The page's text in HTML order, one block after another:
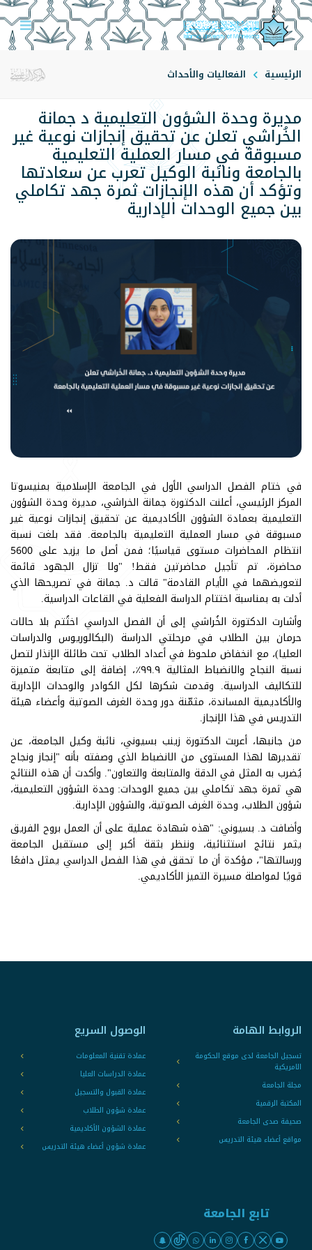
الرئيسية الفعاليات والأحداث
مديرة وحدة الشؤون التعليمية د جمانة
الخُراشي تعلن عن تحقيق إنجازات نوعية غير
مسبوقة في مسار العملية التعليمية
بالجامعة ونائبة الوكيل تعرب عن سعادتها
وتؤكد أن هذه الإنجازات ثمرة جهد تكاملي
بين جميع الوحدات الإدارية
في ختام الفصل الدراسي الأول في الجامعة الإسلامية بمنيسوتا
المركز الرئيسي، أعلنت الدكتورة جمانة الخراشي، مديرة وحدة الشؤون
التعليمية بعمادة الشؤون الأكاديمية عن تحقيق إنجازات نوعية غير
مسبوقة في مسار العملية التعليمية بالجامعة. فقد بلغت نسبة
انتظام المحاضرات مستوى قياسيًا؛ فمن أصل ما يزيد على 5600
محاضرة، تم تأجيل محاضرتين فقط! "ولا تزال الجهود قائمة
لتعويضهما في الأيام القادمة" قالت د. جمانة في تصريحها الذي
أدلت به بمناسبة اختتام الدراسة الفعلية في القاعات الدراسية.
وأشارت الدكتورة الخُراشي إلى أن الفصل الدراسي اختُتم بلا حالات
حرمان بين الطلاب في مرحلتي الدراسة (البكالوريوس والدراسات
العليا)، مع انخفاض ملحوظ في أعداد الطلاب تحت طائلة الإنذار لتصل
نسبة النجاح والانضباط المثالية ٩٩.٩٪، إضافة إلى متابعة متميزة
للتكاليف الدراسية. وقدمت شكرها لكل الكوادر والوحدات الإدارية
والأكاديمية المساندة، مثمّنة دور وحدة الغرف الصوتية وأعضاء هيئة
التدريس في هذا الإنجاز.
من جانبها، أعربت الدكتورة زينب بسيوني، نائبة وكيل الجامعة، عن
تقديرها لهذا المستوى من الانضباط الذي وصفته بأنه "إنجاز ونجاح
يُضرب به المثل في الدقة والمتابعة والتعاون". وأكدت أن هذه النتائج
هي ثمرة جهد تكاملي بين جميع الوحدات: وحدة الشؤون التعليمية،
شؤون الطلاب، وحدة الغرف الصوتية، والشؤون الإدارية.
وأضافت د. بسيوني: "هذه شهادة عملية على أن العمل بروح الفريق
يثمر نتائج استثنائية، وننظر بثقة أكبر إلى مستقبل الجامعة
ورسالتها"، مؤكدة أن ما تحقق في هذا الفصل الدراسي يمثل دافعًا
قويًا لمواصلة مسيرة التميز الأكاديمي.
الروابط الهامة
تسجيل الجامعة لدى موقع الحكومة
الامريكية
مجلة الجامعة
المكتبة الرقمية
صحيفة صدى الجامعة
مواقع أعضاء هيئة التدريس
الوصول السريع
عمادة تقنية المعلومات
عمادة الدراسات العليا
عمادة القبول والتسجيل
عمادة شؤون الطلاب
عمادة الشؤون الأكاديمية
عمادة شؤون أعضاء هيئة التدريس
تابع الجامعة